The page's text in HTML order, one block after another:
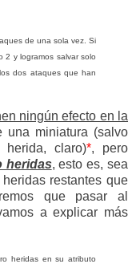
de una sola vez. Si
2 y logramos salvar solo
dos ataques que han
ningún efecto en la
miniatura (salvo
claro)*, pero
heridas, esto es, sea
restantes que
que pasar al
a explicar más
heridas en su atributo